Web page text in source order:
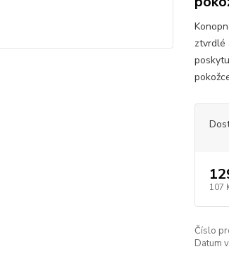
ztvrdlé
107
Číslo
Datum